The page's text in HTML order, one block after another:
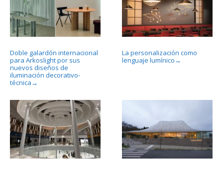
Doble galardón internacional
para Arkoslight por sus
nuevos diseños de
iluminación decorativo-
técnica →
La personalización como
lenguaje lumínico →